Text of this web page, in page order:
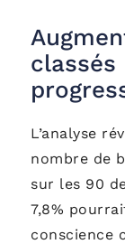
classés
L’analyse
nombre de
sur les 90
7,8%
conscience